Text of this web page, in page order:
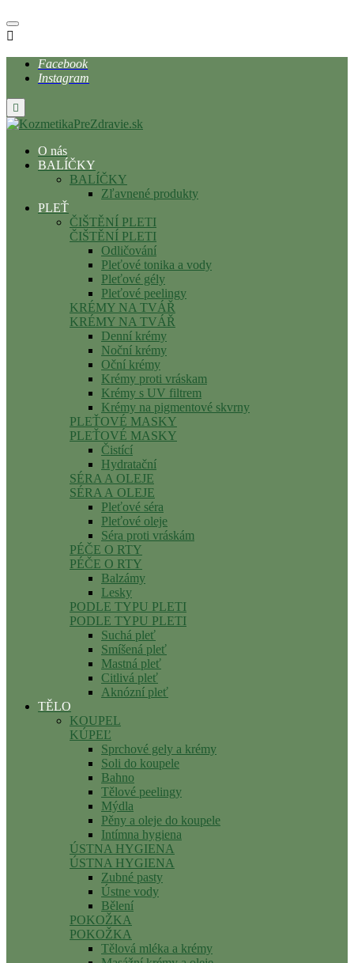

Facebook
Instagram

O nás
BALÍČKY
BALÍČKY
Zľavnené produkty
PLEŤ
ČIŠTĚNÍ PLETI
ČIŠTĚNÍ PLETI
Odličování
Pleťové tonika a vody
Pleťové gély
Pleťové peelingy
KRÉMY NA TVÁŘ
KRÉMY NA TVÁŘ
Denní krémy
Noční krémy
Oční krémy
Krémy proti vráskam
Krémy s UV filtrem
Krémy na pigmentové skvrny
PLEŤOVÉ MASKY
PLEŤOVÉ MASKY
Čistící
Hydratační
SÉRA A OLEJE
SÉRA A OLEJE
Pleťové séra
Pleťové oleje
Séra proti vráskám
PÉČE O RTY
PÉČE O RTY
Balzámy
Lesky
PODLE TYPU PLETI
PODLE TYPU PLETI
Suchá pleť
Smíšená pleť
Mastná pleť
Citlivá pleť
Aknózní pleť
TĚLO
KOUPEL
KÚPEĽ
Sprchové gely a krémy
Soli do koupele
Bahno
Tělové peelingy
Mýdla
Pěny a oleje do koupele
Intímna hygiena
ÚSTNA HYGIENA
ÚSTNA HYGIENA
Zubné pasty
Ústne vody
Bělení
POKOŽKA
POKOŽKA
Tělová mléka a krémy